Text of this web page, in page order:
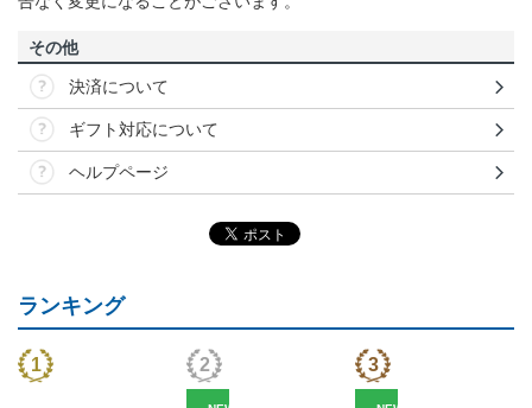
その他
決済について
ギフト対応について
ヘルプページ
ランキング